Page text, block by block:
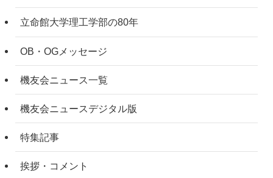
立命館大学理工学部の80年
OB・OGメッセージ
機友会ニュース一覧
機友会ニュースデジタル版
特集記事
挨拶・コメント